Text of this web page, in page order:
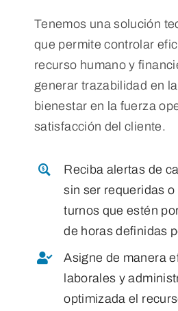
Tenemos una solución
que permite controlar
recurso humano y
generar trazabilidad en
bienestar en la fuerza
satisfacción del cliente.
Reciba alertas de
sin ser requeridas
turnos que estén
de horas definidas
Asigne de manera
laborales y
optimizada el